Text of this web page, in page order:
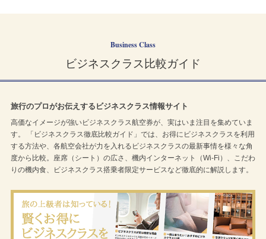
Business Class
ビジネスクラス比較ガイド
旅行のプロがお伝えするビジネスクラス情報サイト
高価なイメージが強いビジネスクラス航空券が、実はいま注目を集めていま
す。 「ビジネスクラス徹底比較ガイド」では、お得にビジネスクラスを利用
する方法や、各航空会社が力を入れるビジネスクラスの最新事情を様々な角
度から比較。座席（シート）の広さ、機内インターネット（Wi-Fi）、こだわ
りの機内食、ビジネスクラス搭乗者限定サービスなど徹底的に解説します。